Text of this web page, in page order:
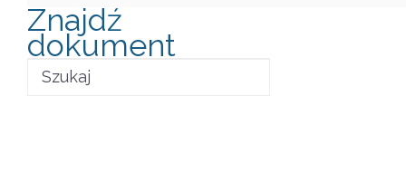
Znajdź
dokument